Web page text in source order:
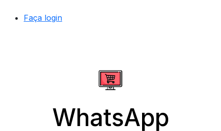
Faça login
WhatsApp